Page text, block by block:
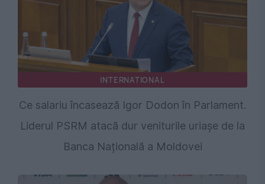
INTERNATIONAL
Ce salariu încasează Igor Dodon în Parlament.
Liderul PSRM atacă dur veniturile uriașe de la
Banca Națională a Moldovei